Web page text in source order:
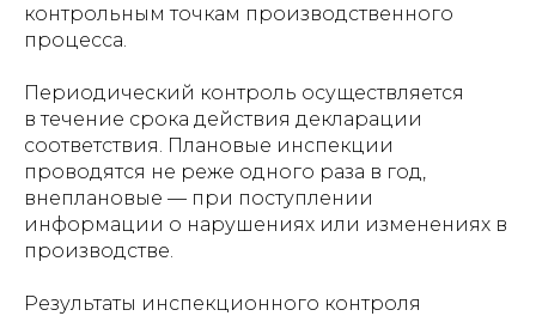
контрольным точкам производственного
процесса.
Периодический контроль осуществляется
в течение срока действия декларации
соответствия. Плановые инспекции
проводятся не реже одного раза в год,
внеплановые — при поступлении
информации о нарушениях или изменениях в
производстве.
Результаты инспекционного контроля